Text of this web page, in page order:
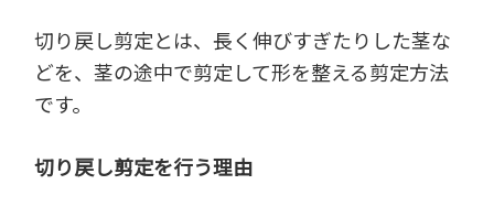
切り戻し剪定とは、長く伸びすぎたりした茎な
どを、茎の途中で剪定して形を整える剪定方法
です。
切り戻し剪定を行う理由